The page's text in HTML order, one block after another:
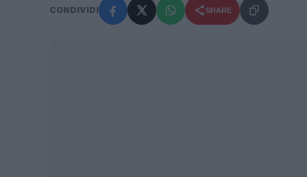
CONDIVIDI SHARE